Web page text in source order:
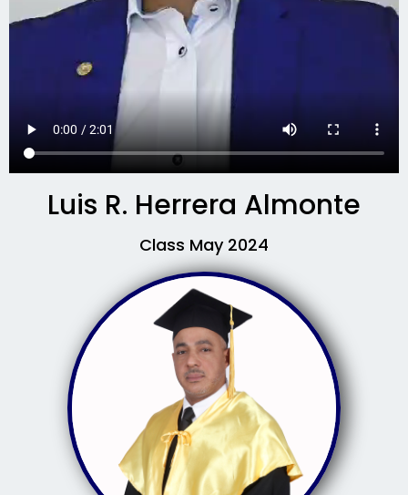
Luis R. Herrera Almonte
Class May 2024